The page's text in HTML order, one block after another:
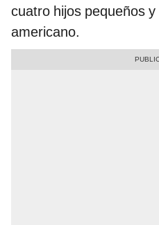
cuatro hijos pequeños
americano.